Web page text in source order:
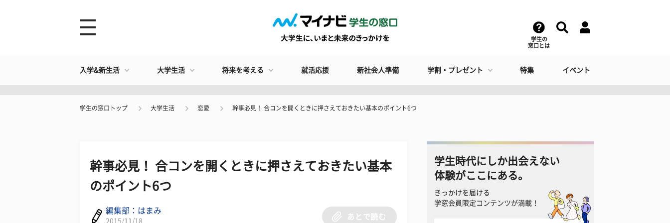
学生の
窓口とは
入学&新生活 大学生活 将来を考える 就活応援 新社会人準備 学割・プレゼント 特集 イベント
学生の窓口トップ 大学生活 恋愛 幹事必見！ 合コンを開くときに押さえておきたい基本のポイント6つ
幹事必見！ 合コンを開くときに押さえておきたい基本
のポイント6つ
編集部：はまみ
2015/11/18
あとで読む
学生時代にしか出会えない
体験がここにある。
きっかけを届ける
学窓会員限定コンテンツが満載！